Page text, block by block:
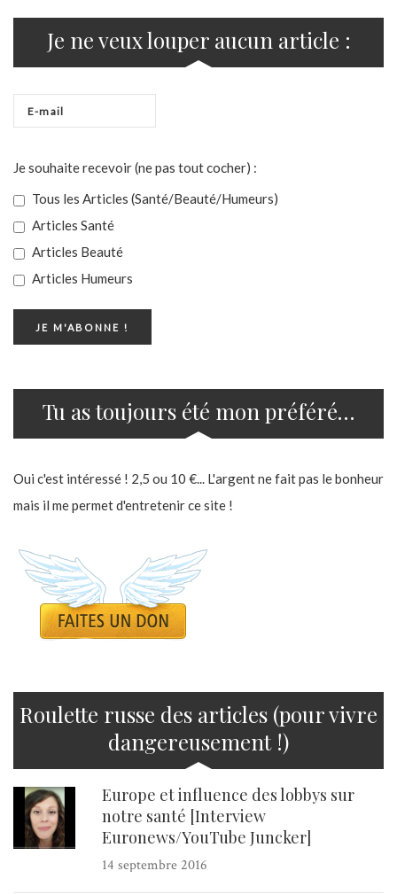
Je ne veux louper aucun article :
Je souhaite recevoir (ne pas tout cocher) :
Tous les Articles (Santé/Beauté/Humeurs)
Articles Santé
Articles Beauté
Articles Humeurs
Tu as toujours été mon préféré…
Oui c'est intéressé ! 2,5 ou 10 €... L'argent ne fait pas le bonheur
mais il me permet d'entretenir ce site !
Roulette russe des articles (pour vivre
dangereusement !)
Europe et influence des lobbys sur
notre santé [Interview
Euronews/YouTube Juncker]
14 septembre 2016